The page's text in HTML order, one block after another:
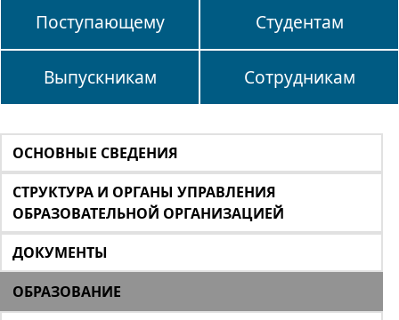
Поступающему Студентам
Выпускникам Сотрудникам
ОСНОВНЫЕ СВЕДЕНИЯ
СТРУКТУРА И ОРГАНЫ УПРАВЛЕНИЯ
ОБРАЗОВАТЕЛЬНОЙ ОРГАНИЗАЦИЕЙ
ДОКУМЕНТЫ
ОБРАЗОВАНИЕ